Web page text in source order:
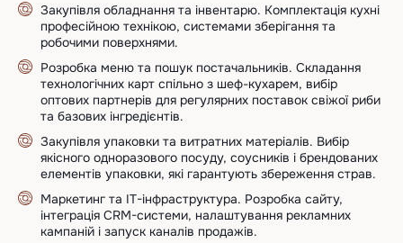
Закупівля обладнання та інвентарю. Комплектація кухні
професійною технікою, системами зберігання та
робочими поверхнями.
Розробка меню та пошук постачальників. Складання
технологічних карт спільно з шеф-кухарем, вибір
оптових партнерів для регулярних поставок свіжої риби
та базових інгредієнтів.
Закупівля упаковки та витратних матеріалів. Вибір
якісного одноразового посуду, соусників і брендованих
елементів упаковки, які гарантують збереження страв.
Маркетинг та ІТ-інфраструктура. Розробка сайту,
інтеграція CRM-системи, налаштування рекламних
кампаній і запуск каналів продажів.